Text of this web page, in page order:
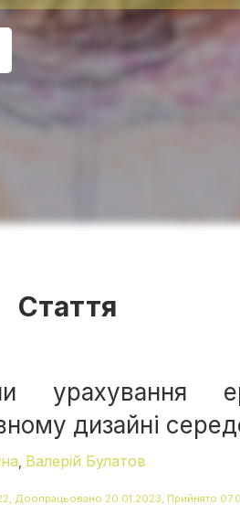
Стаття
урахування
дизайні
Валерій Булатов
Доопрацьовано 20.01.2023, Прийнято